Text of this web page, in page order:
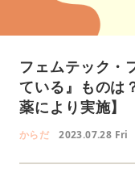
フェムテック・
ている』ものは
薬により実施】
からだ 2023.07.28 Fri